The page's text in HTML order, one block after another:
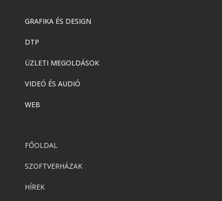
GRAFIKA ÉS DESIGN
DTP
ÜZLETI MEGOLDÁSOK
VIDEÓ ÉS AUDIÓ
WEB
FŐOLDAL
SZOFTVERHÁZAK
HÍREK